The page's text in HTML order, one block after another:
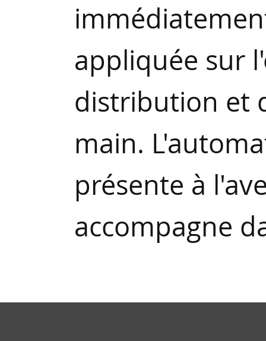
appliquée sur
distribution et
main.
présente à
accompagne